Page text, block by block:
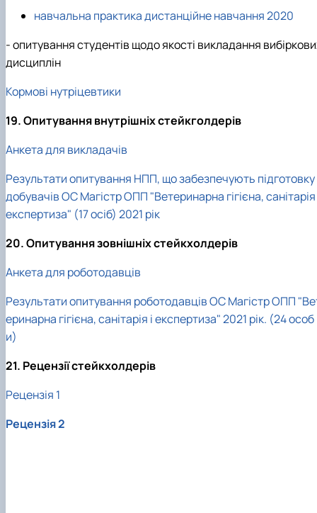
навчальна практика дистанційне навчання 2020
- опитування студентів щодо якості викладання
дисциплін
Кормові нутріцевтики
19. Опитування внутрішніх стейкголдерів
Анкета для викладачів
Результати опитування НПП, що забезпечують підготовку
добувачів ОС Магістр ОПП "Ветеринарна гігієна, санітарія
експертиза" (17 осіб) 2021 рік
20. Опитування зовнішніх стейкхолдерів
Анкета для роботодавців
Результати опитування роботодавців ОС Магістр ОПП
еринарна гігієна, санітарія і експертиза" 2021 рік. (24 особ
и)
21. Рецензії стейкхолдерів
Рецензія 1
Рецензія 2